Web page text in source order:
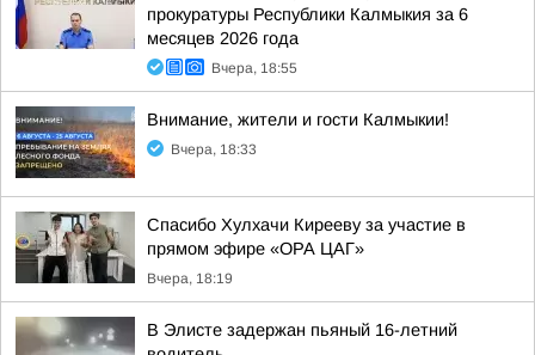
прокуратуры Республики Калмыкия за 6
месяцев 2026 года
Вчера, 18:55
Внимание, жители и гости Калмыкии!
Вчера, 18:33
Спасибо Хулхачи Кирееву за участие в
прямом эфире «ОРА ЦАГ»
Вчера, 18:19
В Элисте задержан пьяный 16-летний